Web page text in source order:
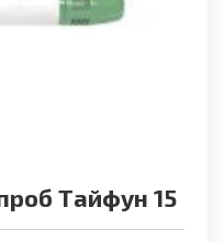
Тайфун 15